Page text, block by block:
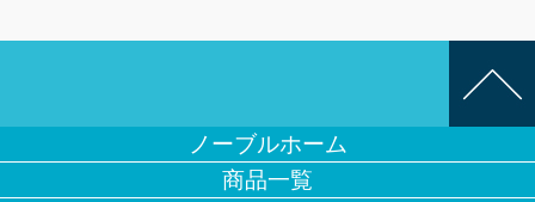
ノーブルホーム
商品一覧